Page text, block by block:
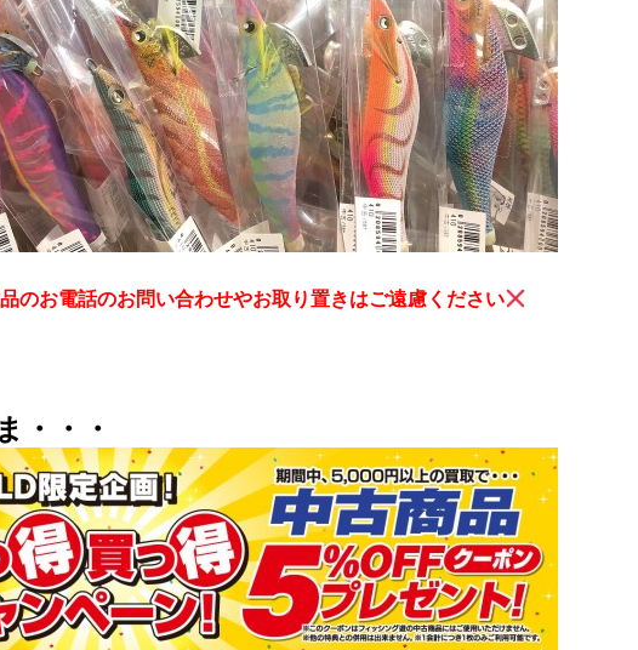
のお電話のお問い合わせやお取り置きはご遠慮ください
・・・